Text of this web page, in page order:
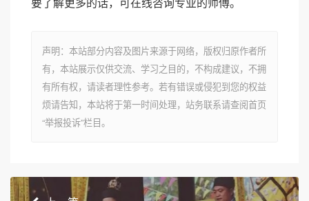
声明：本站部分内容及图片来源于网络，版权归原作者所
有，本站展示仅供交流、学习之目的，不构成建议，不拥
有所有权，请读者理性参考。若有错误或侵犯到您的权益
烦请告知，本站将于第一时间处理，站务联系请查阅首页
“举报投诉”栏目。